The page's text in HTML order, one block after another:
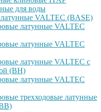
для воды
VALTEC (BASE)
латунные VALTEC
латунные VALTEC
латунные VALTEC с
(ВН)
латунные VALTEC
трехходовые латунные